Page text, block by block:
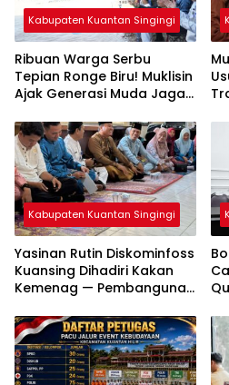
Kabupaten Kuantan Singingi
Ribuan Warga Serbu
Tepian Ronge Biru! Muklisin
Ajak Generasi Muda Jaga
Kabupaten Kuantan Singingi
Yasinan Rutin Diskominfoss
Kuansing Dihadiri Kakan
Kemenag — Pembangunan